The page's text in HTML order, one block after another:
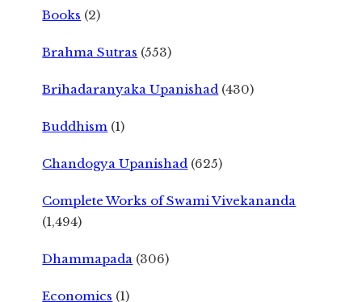
Books (2)
Brahma Sutras (553)
Brihadaranyaka Upanishad (430)
Buddhism (1)
Chandogya Upanishad (625)
Complete Works of Swami Vivekananda
(1,494)
Dhammapada (306)
Economics (1)